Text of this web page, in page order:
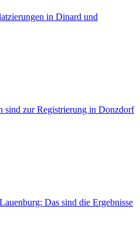
in Dinard und
sind zur Registrierung in Donzdorf
Das sind die Ergebnisse